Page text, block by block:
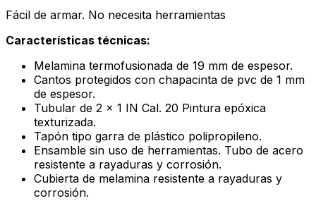
Fácil de armar. No necesita herramientas
Características técnicas:
Melamina termofusionada de 19 mm de espesor.
Cantos protegidos con chapacinta de pvc de 1 mm
de espesor.
Tubular de 2 x 1 IN Cal. 20 Pintura epóxica
texturizada.
Tapón tipo garra de plástico polipropileno.
Ensamble sin uso de herramientas. Tubo de acero
resistente a rayaduras y corrosión.
Cubierta de melamina resistente a rayaduras y
corrosión.